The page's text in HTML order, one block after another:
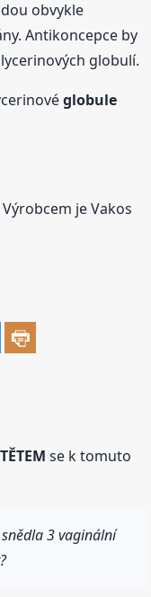
obvykle
Antikoncepce by
globulí.
globule
Výrobcem je Vakos
se k tomuto
3 vaginální